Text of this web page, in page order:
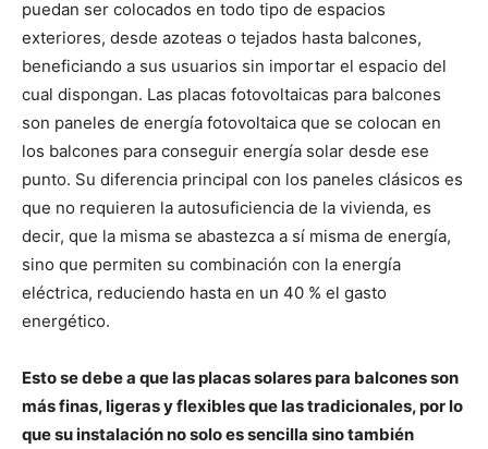
puedan ser colocados en todo tipo de espacios
exteriores, desde azoteas o tejados hasta balcones,
beneficiando a sus usuarios sin importar el espacio del
cual dispongan. Las placas fotovoltaicas para balcones
son paneles de energía fotovoltaica que se colocan en
los balcones para conseguir energía solar desde ese
punto. Su diferencia principal con los paneles clásicos es
que no requieren la autosuficiencia de la vivienda, es
decir, que la misma se abastezca a sí misma de energía,
sino que permiten su combinación con la energía
eléctrica, reduciendo hasta en un 40 % el gasto
energético.
Esto se debe a que las placas solares para balcones son
más finas, ligeras y flexibles que las tradicionales, por lo
que su instalación no solo es sencilla sino también